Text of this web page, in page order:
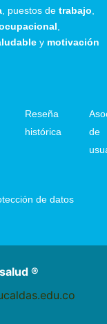
, puestos de trabajo
y motivación
Reseña
histórica
de
de datos
®